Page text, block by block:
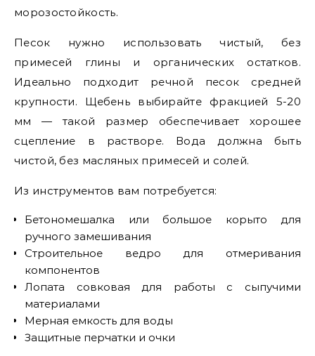
морозостойкость.
Песок нужно использовать чистый, без
примесей глины и органических остатков.
Идеально подходит речной песок средней
крупности. Щебень выбирайте фракцией 5-20
мм — такой размер обеспечивает хорошее
сцепление в растворе. Вода должна быть
чистой, без масляных примесей и солей.
Из инструментов вам потребуется:
Бетономешалка или большое корыто для
ручного замешивания
Строительное ведро для отмеривания
компонентов
Лопата совковая для работы с сыпучими
материалами
Мерная емкость для воды
Защитные перчатки и очки